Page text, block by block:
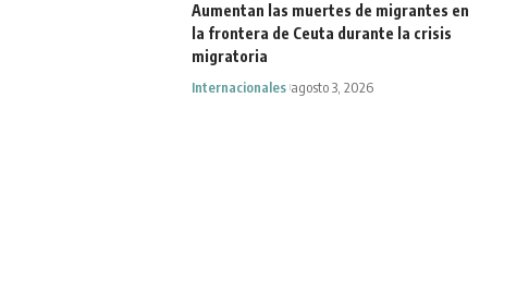
Aumentan las muertes de migrantes en
la frontera de Ceuta durante la crisis
migratoria
Internacionales agosto 3, 2026